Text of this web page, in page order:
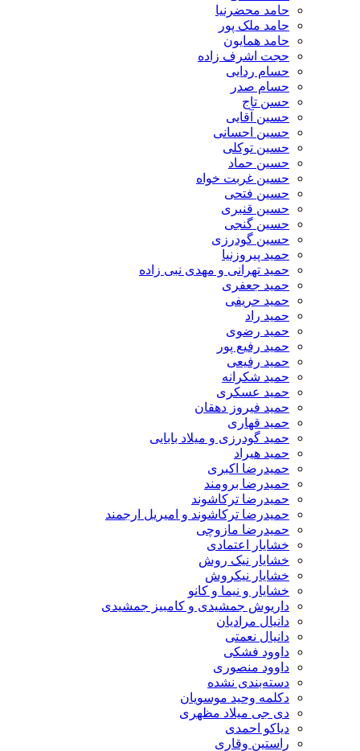
حامد محضرنیا
حامد ملک پور
حامد همایون
حجت اشرف زاده
حسام ردایی
حسام صدر
حسن تاج
حسین آقایی
حسین احسانی
حسین توکلی
حسین حماد
حسین غربت خواه
حسین فتحی
حسین قنبری
حسین گنجی
حسین گودرزی
حمید پیروزنیا
حمید تهرانی و مهدی نبی زاده
حمید جعفری
حمید حریفی
حمید راد
حمید رضوی
حمید رفیع پور
حمید رفیعی
حمید شکرانه
حمید عسکری
حمید فیروز دهقان
حمید قهاری
حمید گودرزی و میلاد بابایی
حمید هیراد
حمیدرضا اکبری
حمیدرضا برومند
حمیدرضا ترکاشوند
حمیدرضا ترکاشوند و امیریل ارجمند
حمیدرضا مازوچی
خشایار اعتمادی
خشایار نیک روش
خشایار نیکروش
خشایار و نیما و کانو
داریوش جمشیدی و کامبیز جمشیدی
دانیال مرادیان
دانیال نعمتی
داوود فشکی
داوود منصوری
دسته‌بندی نشده
دکلمه وحید موسویان
دی جی میلاد مظهری
دیاکو احمدی
راستین وقاری